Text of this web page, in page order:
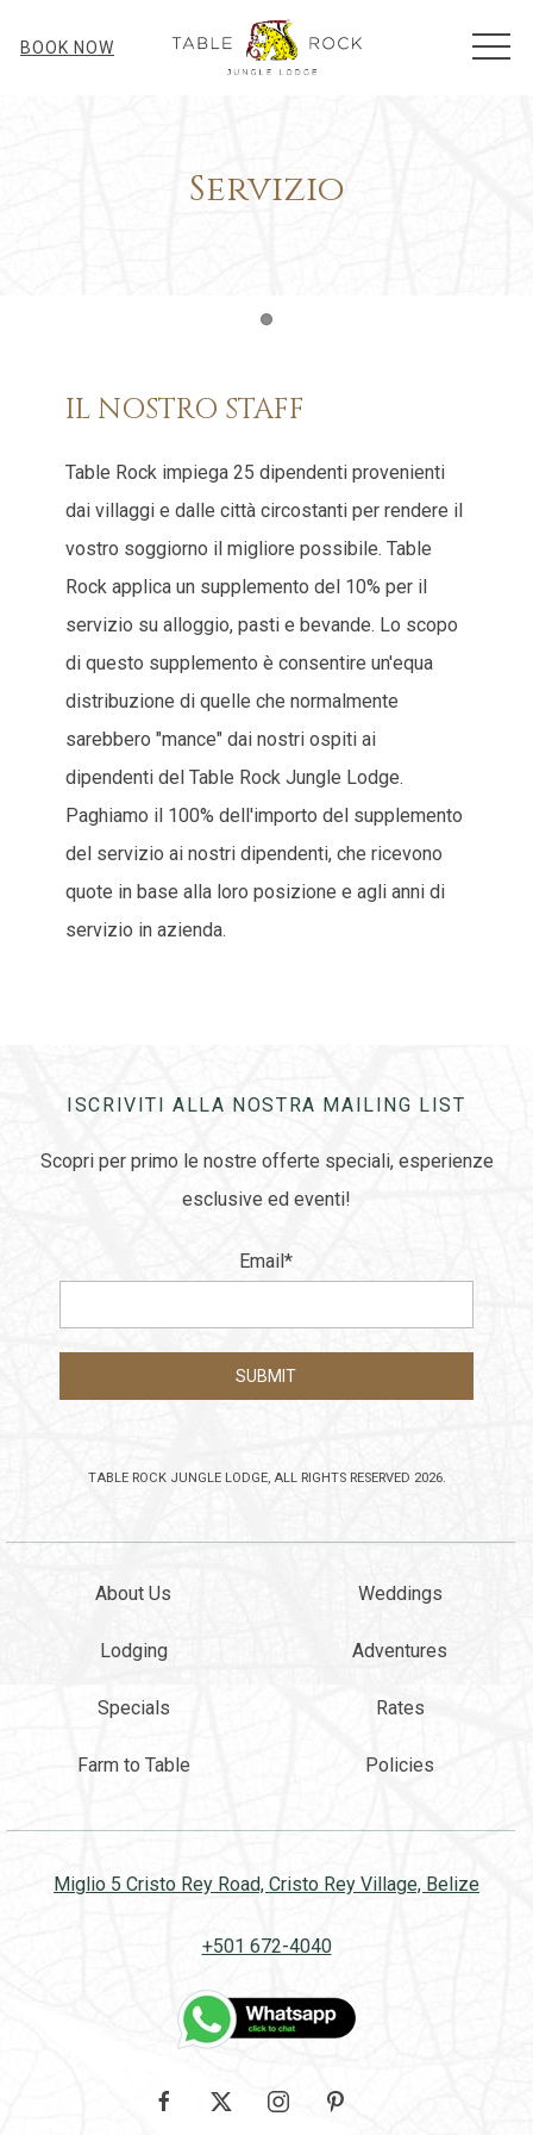
BOOK NOW
Servizio
IL NOSTRO STAFF
Table Rock impiega 25 dipendenti provenienti
dai villaggi e dalle città circostanti per rendere il
vostro soggiorno il migliore possibile. Table
Rock applica un supplemento del 10% per il
servizio su alloggio, pasti e bevande. Lo scopo
di questo supplemento è consentire un'equa
distribuzione di quelle che normalmente
sarebbero "mance" dai nostri ospiti ai
dipendenti del Table Rock Jungle Lodge.
Paghiamo il 100% dell'importo del supplemento
del servizio ai nostri dipendenti, che ricevono
quote in base alla loro posizione e agli anni di
servizio in azienda.
Miglio 5 Cristo Rey Road, Cristo Rey Village, Belize
+501 672-4040
facebooktwitter instagrampinterest
About Us
Lodging
Specials
Farm to Table
Weddings
Adventures
Rates
Policies
ISCRIVITI ALLA NOSTRA MAILING LIST
Scopri per primo le nostre offerte speciali, esperienze
esclusive ed eventi!
Email*
TABLE ROCK JUNGLE LODGE, ALL RIGHTS RESERVED 2026.